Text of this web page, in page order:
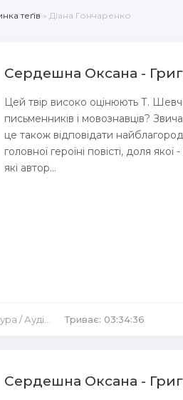
теґів » Діана Гончаренко
Сердешна Оксана -
Цей твір високо оцінюють Т.
письменників і мовознавців?
це також відповідати
головної героїні повісті, доля
які автор...
/Аудіокниги Повісті й оповідання Триває: 03:34:36
Сердешна Оксана -